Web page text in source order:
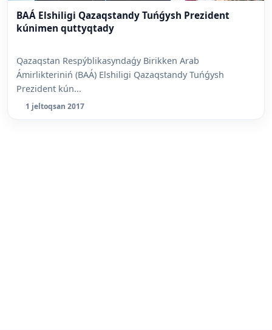
BAÁ Elshiligi Qazaqstandy Tuńǵysh Prezident
kúnimen quttyqtady
Qazaqstan Respýblikasyndaǵy Birikken Arab
Ámirlikteriniń (BAÁ) Elshiligi Qazaqstandy Tuńǵysh
Prezident kún...
1 jeltoqsan 2017